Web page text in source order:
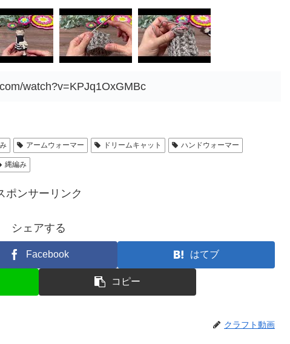
watch?v=KPJq1OxGMBc
アームウォーマー ドリームキャット ハンドウォーマー
縄編み
ポンサーリンク
シェアする
Facebook はてブ
コピー
クラフト動画